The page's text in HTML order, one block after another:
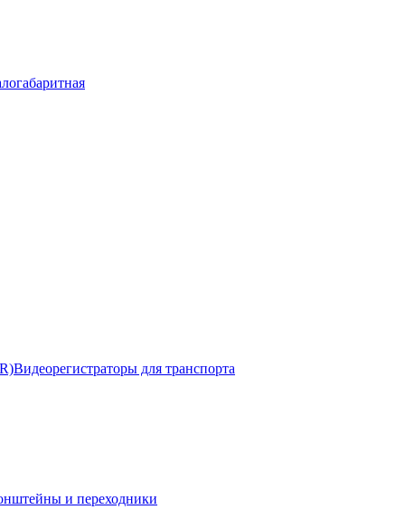
Видеорегистраторы для транспорта
и переходники